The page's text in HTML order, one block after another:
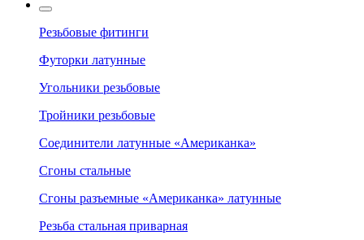
Резьбовые фитинги
Футорки латунные
Угольники резьбовые
Тройники резьбовые
Соединители латунные «Американка»
Сгоны стальные
Сгоны разъемные «Американка» латунные
Резьба стальная приварная